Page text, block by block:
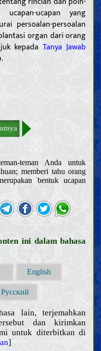
ucapan yang
persoalan-persoalan
organ dari orang
kepada Tanya Jawab
teman Anda untuk
memberi tahu orang
bentuk ucapan
ini dalam bahasa
English
Русский
lain, terjemahkan
dan kirimkan
untuk diterbitkan di
]
mempersiapkan kedatangan
Mahdi dan fitnah Akhir Zaman
para pengikutnya
menopause
jalan Allah
menyeru kebenaran, dan
dan hukuman